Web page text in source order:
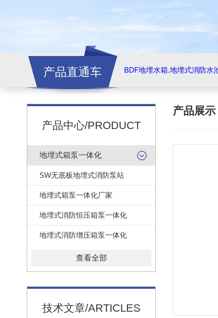
产品直通车 BDF地埋水箱,地埋式消防水
产品中心/PRODUCT
地埋式箱泵一体化
SW无底板地埋式消防泵站
地埋式箱泵一体化厂家
地埋式消防恒压箱泵一体化
地埋式消防增压箱泵一体化
查看全部
技术文章/ARTICLES
产品展示